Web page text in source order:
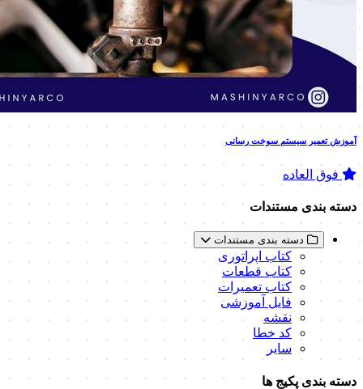
آموزش تعمیر سیستم سوخت رسانی
فوق العاده
دسته بندی مستندات
دسته بندی مستندات
کتاب اپراتوری
کتاب قطعات
کتاب تعمیرات
فایل آموزشی
نقشه
کد خطا
سایر
دسته بندی پکیج ها